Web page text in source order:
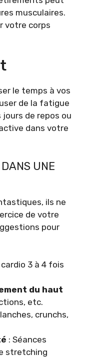
musculaires.
votre corps
le temps à vos
de la fatigue
de repos ou
dans votre
UNE
ils ne
de votre
pour
3 à 4 fois
du haut
etc.
crunchs,
: Séances
stretching